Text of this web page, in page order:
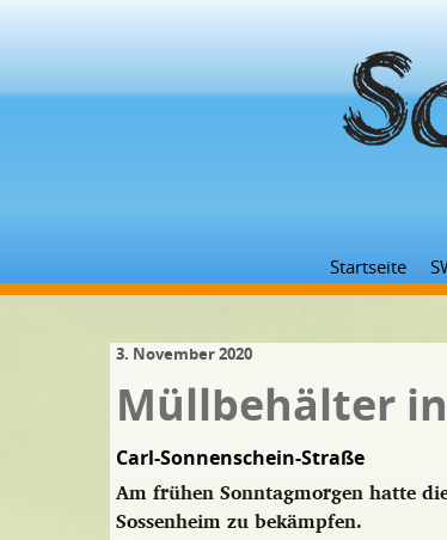
Startseite
3. November 2020
Müllbehälter
Carl-Sonnenschein-Straße
Am frühen Sonntagmorgen hatte
Sossenheim zu bekämpfen.